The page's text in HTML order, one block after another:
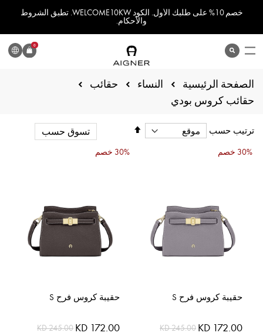
خصم 10% على طلبك الأول. الكود WELCOME10KW. تطبق الشروط
والأحكام.
search المنتج
اللغة
الصفحة الرئيسية النساء
حقائب
حقائب كروس بودي
ترتيب حسب
تحديد
التنازلي
30% خصم
حقيبة كروس فرح S
السعر
KD 172.00
KD 245.00
30% خصم
حقيبة كروس فرح S
السعر
KD 172.00
KD 245.00
تسوق حسب